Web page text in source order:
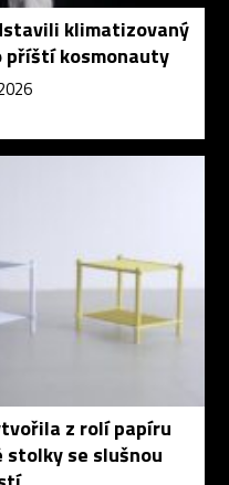
klimatizovaný
příští kosmonauty
z rolí papíru
se slušnou